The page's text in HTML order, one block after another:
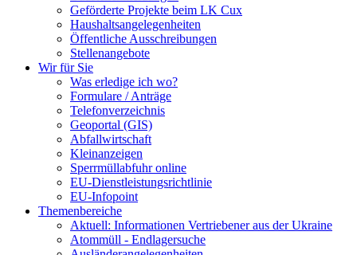
Geförderte Projekte beim LK Cux
Haushaltsangelegenheiten
Öffentliche Ausschreibungen
Stellenangebote
Wir für Sie
Was erledige ich wo?
Formulare / Anträge
Telefonverzeichnis
Geoportal (GIS)
Abfallwirtschaft
Kleinanzeigen
Sperrmüllabfuhr online
EU-Dienstleistungsrichtlinie
EU-Infopoint
Themenbereiche
Aktuell: Informationen Vertriebener aus der Ukraine
Atommüll - Endlagersuche